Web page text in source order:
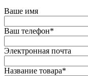
Ваше имя
Ваш телефон*
Электронная почта
Название товара*